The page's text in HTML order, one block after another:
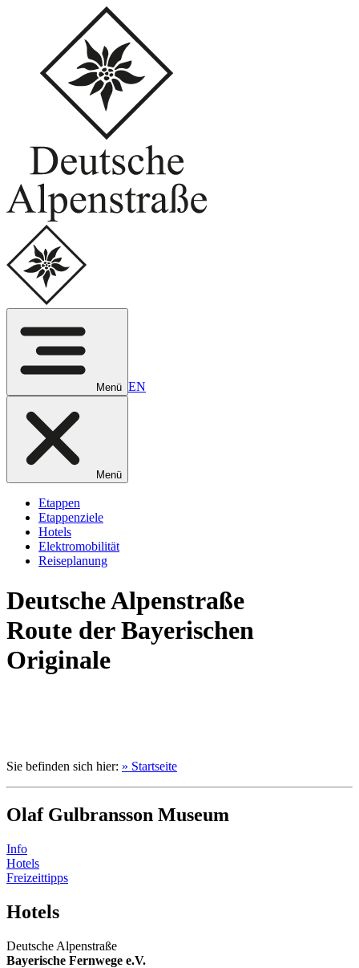
Menü EN
Menü
Etappen
Etappenziele
Hotels
Elektromobilität
Reiseplanung
DeutscheAlpenstraße
Route der Bayerischen
Originale
Sie befinden sich hier: » Startseite
Olaf Gulbransson Museum
Info
Hotels
Freizeittipps
Hotels
Deutsche Alpenstraße
Bayerische Fernwege e.V.